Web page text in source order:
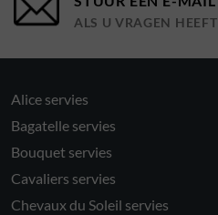
ALS U VRAGEN HEEFT
Alice servies
Bagatelle servies
Bouquet servies
Cavaliers servies
Chevaux du Soleil servies